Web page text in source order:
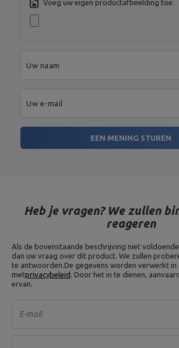
Voeg uw eigen productafbeelding toe:
Uw naam
Uw e-mail
EEN MENING STUREN
Heb je vragen? We zullen
reageren
Als de bovenstaande beschrijving niet
dan uw vraag over dit product. We zullen
te antwoorden.De gegevens worden verwerkt
metprivacybeleid . Door het in te dienen,
ervan.
E-mail